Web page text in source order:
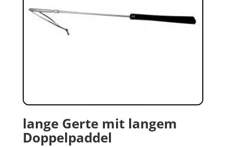
lange Gerte mit langem
Doppelpaddel